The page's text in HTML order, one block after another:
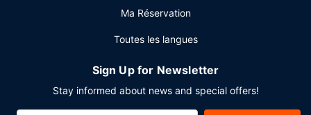
Les équipements et services proposés incluent un centre
un service de nettoyage à sec / blanchisserie.
Ma Réservation
Toutes les langues
Sign Up for Newsletter
Stay informed about news and special offers!